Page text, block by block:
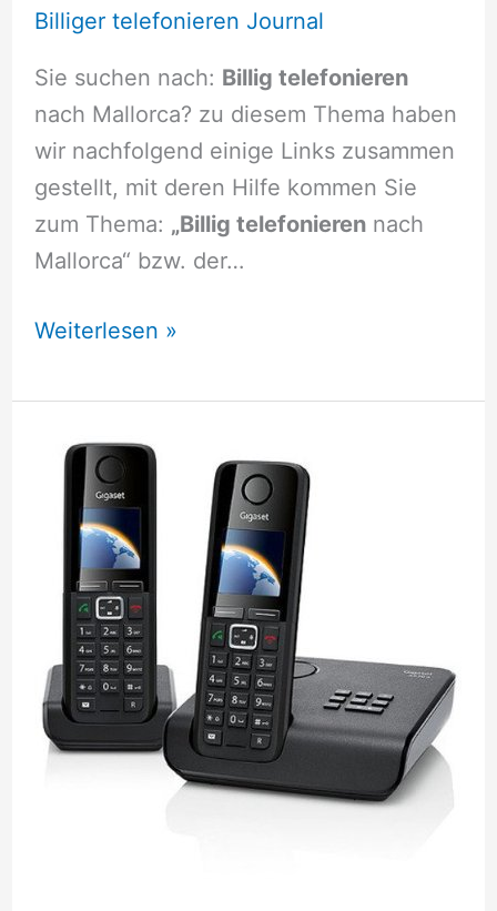
Billiger telefonieren Journal
Sie suchen nach: Billig telefonieren
nach Mallorca? zu diesem Thema haben
wir nachfolgend einige Links zusammen
gestellt, mit deren Hilfe kommen Sie
zum Thema: „Billig telefonierennach
Mallorca“ bzw. der…
Billig
nach
Mallorca
Weiterlesen »